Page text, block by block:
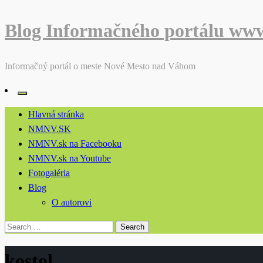
Blog Informačného portálu
Informačný portál o meste Nové Mesto nad Váhom
Hlavná stránka
NMNV.SK
NMNV.sk na Facebooku
NMNV.sk na Youtube
Fotogaléria
Blog
O autorovi
Search